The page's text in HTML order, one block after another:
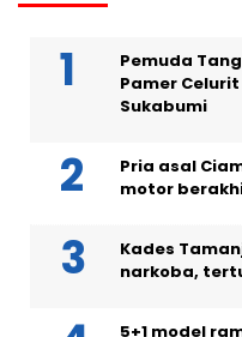
Pemuda
Pamer
Sukabumi
Pria asal
motor
Kades
narkoba,
5+1 model